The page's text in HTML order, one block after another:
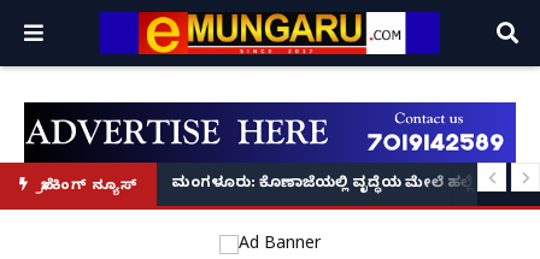
ಬ್ರೇಕಿಂಗ್ ನ್ಯೂಸ್ ಮಂಗಳೂರು: ಕೊಣಾಜೆಯಲ್ಲಿ ವೃದ್ಧೆಯ ಮೇಲೆ ಹಲ್ಲೆ
ಹೆಬ್ರಿ: ಚಲಿಸುತ್ತಿದ್ದ ಕಾರಿನ ಮೇಲೆ ಧರೆಗುರುಳಿದ ಬೃಹತ್ ಮರ;